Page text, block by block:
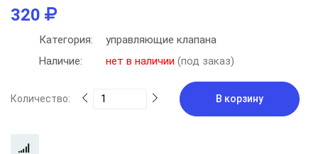
320
Категория:
управляющие клапана
Наличие:
нет в наличии (под заказ)
Количество: В корзину